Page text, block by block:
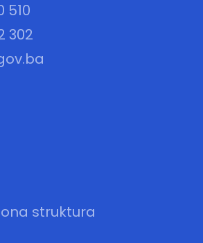
510
302
struktura